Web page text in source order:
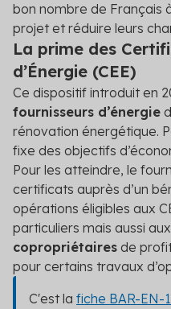
bon nombre de Français
projet et réduire leurs
La prime des
d’Énergie (CEE)
Ce dispositif introduit en
fournisseurs d’énergie
rénovation énergétique.
fixe des objectifs
Pour les atteindre, le
certificats auprès d’un
opérations éligibles aux
particuliers mais aussi aux
copropriétaires de
pour certains travaux
C'est la fiche BAR-EN-